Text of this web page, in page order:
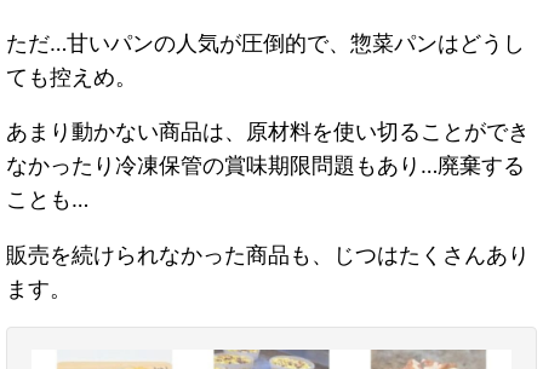
ただ…甘いパンの人気が圧倒的で、惣菜パンはどうし
ても控えめ。
あまり動かない商品は、原材料を使い切ることができ
なかったり冷凍保管の賞味期限問題もあり…廃棄する
ことも…
販売を続けられなかった商品も、じつはたくさんあり
ます。